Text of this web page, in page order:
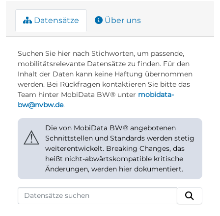
Datensätze Über uns
Suchen Sie hier nach Stichworten, um passende,
mobilitätsrelevante Datensätze zu finden. Für den
Inhalt der Daten kann keine Haftung übernommen
werden. Bei Rückfragen kontaktieren Sie bitte das
Team hinter MobiData BW® unter mobidata-
bw@nvbw.de.
⚠
Die von MobiData BW® angebotenen
Schnittstellen und Standards werden stetig
weiterentwickelt. Breaking Changes, das
heißt nicht-abwärtskompatible kritische
Änderungen, werden hier dokumentiert.